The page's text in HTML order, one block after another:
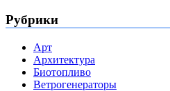
Рубрики
Арт
Архитектура
Биотопливо
Ветрогенераторы